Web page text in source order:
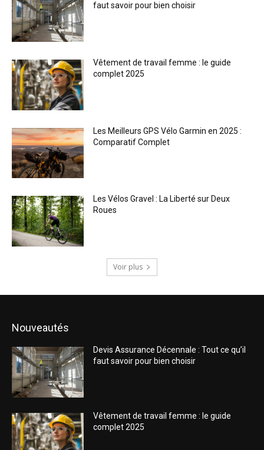
faut savoir pour bien choisir
Vêtement de travail femme : le guide
complet 2025
Les Meilleurs GPS Vélo Garmin en 2025 :
Comparatif Complet
Les Vélos Gravel : La Liberté sur Deux
Roues
Voir plus
Nouveautés
Devis Assurance Décennale : Tout ce qu’il
faut savoir pour bien choisir
Vêtement de travail femme : le guide
complet 2025